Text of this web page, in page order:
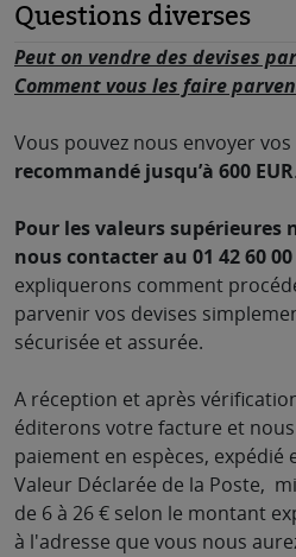
Questions diverses
Peut on vendre des devises
Comment vous les faire
Vous pouvez nous envoyer
recommandé jusqu’à 600 EUR.
Pour les valeurs supérieures
nous contacter au 01 42 60 00
expliquerons comment
parvenir vos devises
sécurisée et assurée.
A réception et après
éditerons votre facture et
paiement en espèces, expédié
Valeur Déclarée de la Poste,
de 6 à 26 € selon le montant
à l'adresse que vous nous